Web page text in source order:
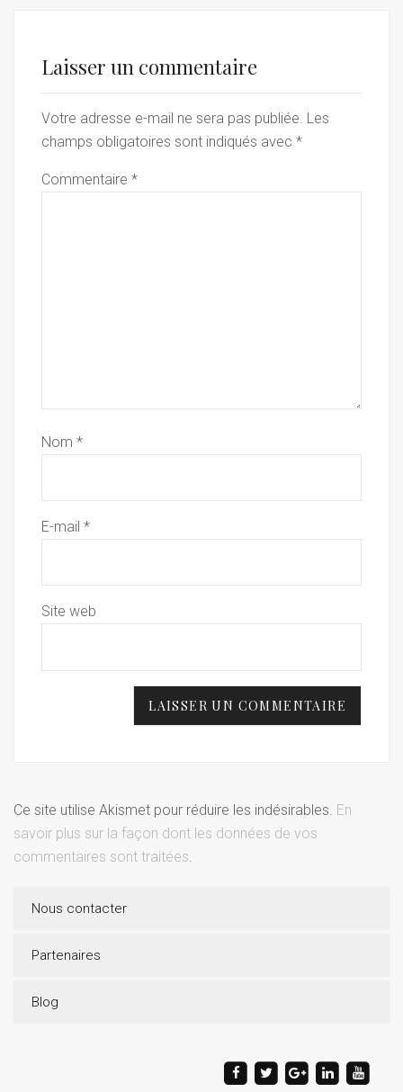
Laisser un commentaire
Votre adresse e-mail ne sera pas publiée. Les
champs obligatoires sont indiqués avec *
Commentaire *
Nom *
E-mail *
Site web
Ce site utilise Akismet pour réduire les indésirables. En
savoir plus sur la façon dont les données de vos
commentaires sont traitées.
Nous contacter
Partenaires
Blog